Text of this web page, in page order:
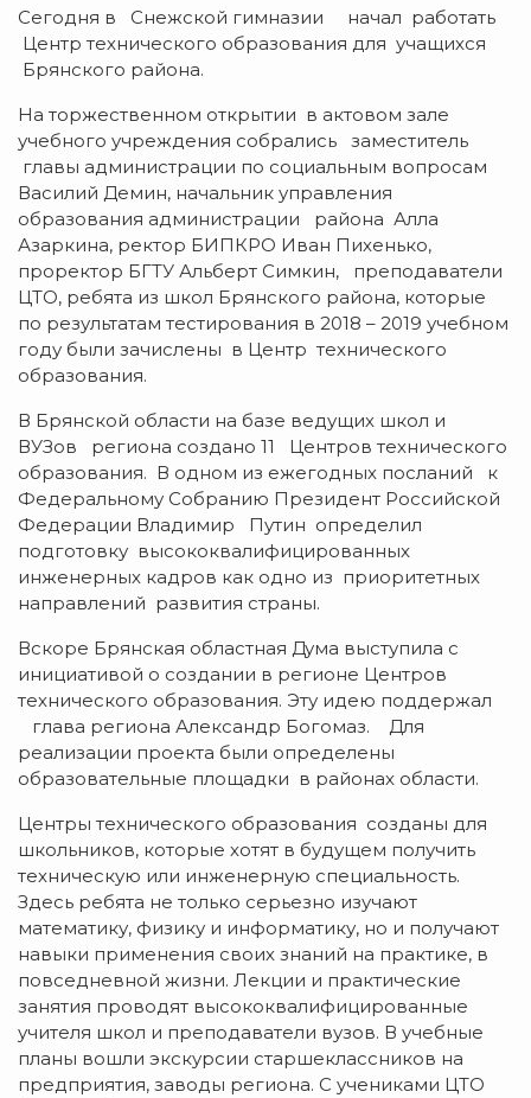
Сегодня в Снежской гимназии начал работать
Центр технического образования для учащихся
Брянского района.
На торжественном открытии в актовом зале
учебного учреждения собрались заместитель
главы администрации по социальным вопросам
Василий Демин, начальник управления
образования администрации района Алла
Азаркина, ректор БИПКРО Иван Пихенько,
проректор БГТУ Альберт Симкин, преподаватели
ЦТО, ребята из школ Брянского района, которые
по результатам тестирования в 2018 – 2019 учебном
году были зачислены в Центр технического
образования.
В Брянской области на базе ведущих школ и
ВУЗов региона создано 11 Центров технического
образования. В одном из ежегодных посланий к
Федеральному Собранию Президент Российской
Федерации Владимир Путин определил
подготовку высококвалифицированных
инженерных кадров как одно из приоритетных
направлений развития страны.
Вскоре Брянская областная Дума выступила с
инициативой о создании в регионе Центров
технического образования. Эту идею поддержал
глава региона Александр Богомаз. Для
реализации проекта были определены
образовательные площадки в районах области.
Центры технического образования созданы для
школьников, которые хотят в будущем получить
техническую или инженерную специальность.
Здесь ребята не только серьезно изучают
математику, физику и информатику, но и получают
навыки применения своих знаний на практике, в
повседневной жизни. Лекции и практические
занятия проводят высококвалифицированные
учителя школ и преподаватели вузов. В учебные
планы вошли экскурсии старшеклассников на
предприятия, заводы региона. С учениками ЦТО